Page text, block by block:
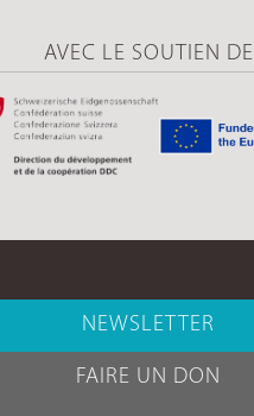
AVEC LE SOUTIEN DE
NEWSLETTER
FAIRE UN DON